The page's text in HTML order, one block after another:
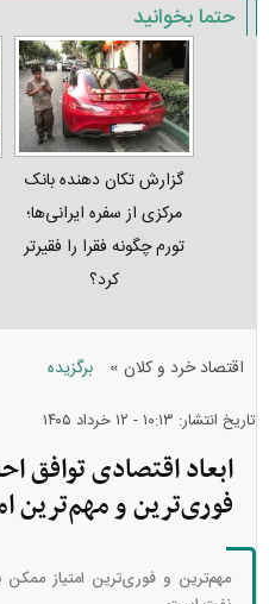
حتما بخوانید
گزارش تکان‌ دهنده بانک
مرکزی از سفره ایرانی‌ها؛
تورم چگونه فقرا را فقیرتر
کرد؟
اقتصاد خرد و کلان » برگزیده
تاریخ انتشار: ۱۰:۱۳ - ۱۲ خرداد ۱۴۰۵
ابعاد اقتصادی توافق
فوری‌ترین و مهم‌ترین
مهم‌ترین و فوری‌ترین امتیاز